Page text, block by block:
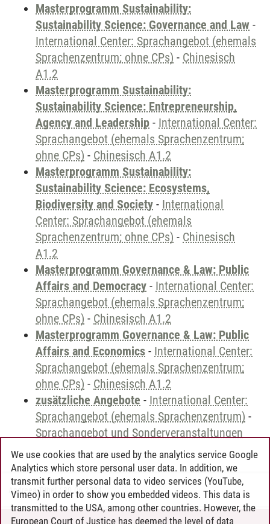
Masterprogramm Sustainability:
Sustainability Science: Governance and Law -
International Center: Sprachangebot (ehemals
Sprachenzentrum; ohne CPs) - Chinesisch
A1.2
Masterprogramm Sustainability:
Sustainability Science: Entrepreneurship,
Agency and Leadership - International Center:
Sprachangebot (ehemals Sprachenzentrum;
ohne CPs) - Chinesisch A1.2
Masterprogramm Sustainability:
Sustainability Science: Ecosystems,
Biodiversity and Society - International
Center: Sprachangebot (ehemals
Sprachenzentrum; ohne CPs) - Chinesisch
A1.2
Masterprogramm Governance & Law: Public
Affairs and Democracy - International Center:
Sprachangebot (ehemals Sprachenzentrum;
ohne CPs) - Chinesisch A1.2
Masterprogramm Governance & Law: Public
Affairs and Economics - International Center:
Sprachangebot (ehemals Sprachenzentrum;
ohne CPs) - Chinesisch A1.2
zusätzliche Angebote - International Center:
Sprachangebot (ehemals Sprachenzentrum) -
Sprachangebot und Sonderveranstaltungen
Andreea Tribel 30.06.2024
We use cookies that are used by the analytics service Google
Analytics which store personal user data. In addition, we
transmit further personal data to video services (YouTube,
Vimeo) in order to show you embedded videos. This data is
transmitted to the USA, among other countries. However, the
European Court of Justice has deemed the level of data